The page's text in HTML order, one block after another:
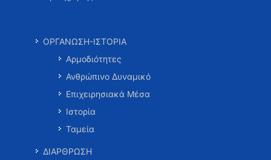
ΟΡΓΑΝΩΣΗ-ΙΣΤΟΡΙΑ
Αρμοδιότητες
Ανθρώπινο Δυναμικό
Επιχειρησιακά Μέσα
Ιστορία
Ταμεία
ΔΙΑΡΘΡΩΣΗ